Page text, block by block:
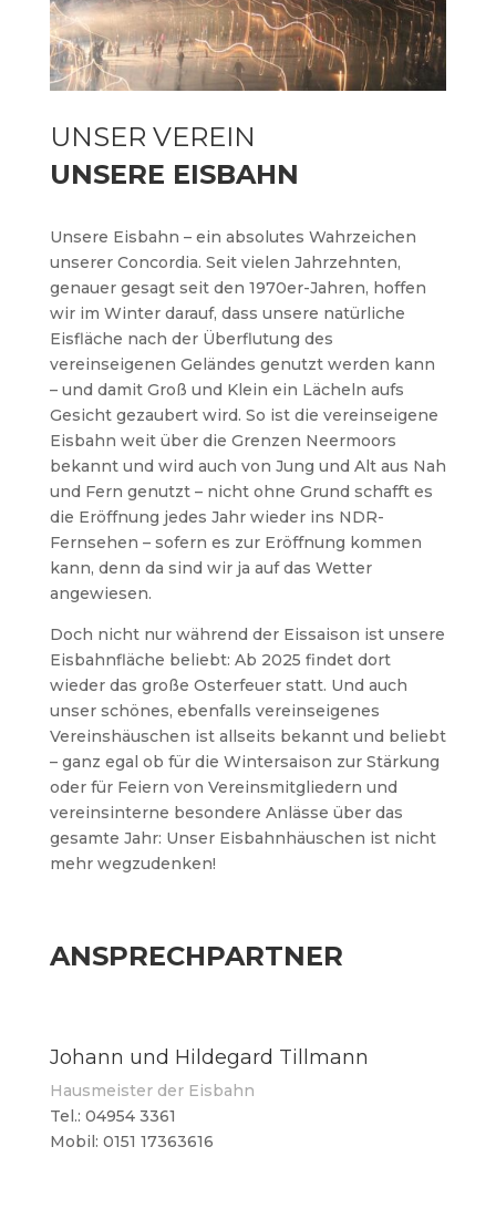
UNSER VEREIN
UNSERE EISBAHN
Unsere Eisbahn – ein absolutes Wahrzeichen
unserer Concordia. Seit vielen Jahrzehnten,
genauer gesagt seit den 1970er-Jahren, hoffen
wir im Winter darauf, dass unsere natürliche
Eisfläche nach der Überflutung des
vereinseigenen Geländes genutzt werden kann
– und damit Groß und Klein ein Lächeln aufs
Gesicht gezaubert wird. So ist die vereinseigene
Eisbahn weit über die Grenzen Neermoors
bekannt und wird auch von Jung und Alt aus Nah
und Fern genutzt – nicht ohne Grund schafft es
die Eröffnung jedes Jahr wieder ins NDR-
Fernsehen – sofern es zur Eröffnung kommen
kann, denn da sind wir ja auf das Wetter
angewiesen.
Doch nicht nur während der Eissaison ist unsere
Eisbahnfläche beliebt: Ab 2025 findet dort
wieder das große Osterfeuer statt. Und auch
unser schönes, ebenfalls vereinseigenes
Vereinshäuschen ist allseits bekannt und beliebt
– ganz egal ob für die Wintersaison zur Stärkung
oder für Feiern von Vereinsmitgliedern und
vereinsinterne besondere Anlässe über das
gesamte Jahr: Unser Eisbahnhäuschen ist nicht
mehr wegzudenken!
ANSPRECHPARTNER
Johann und Hildegard Tillmann
Hausmeister der Eisbahn
Tel.: 04954 3361
Mobil: 0151 17363616